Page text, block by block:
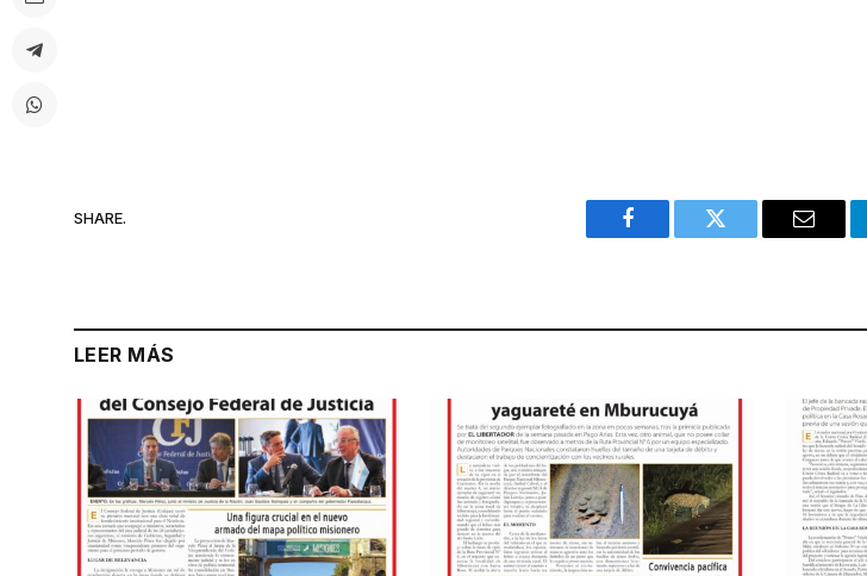
SHARE.
Facebook Twitter Email
LEER MÁS